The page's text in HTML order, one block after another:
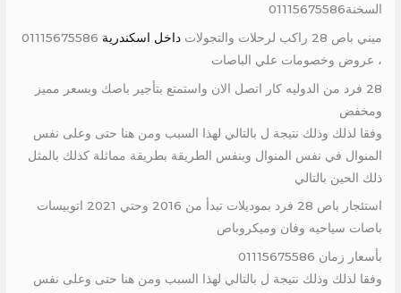
السخنة01115675586
ميني باص 28 راكب لرحلات والتجولات
داخل اسكندرية 01115675586
، عروض وخصومات علي الباصات
28 فرد من الدوليه كار اتصل الان واستمتع بتأجير باصك وبسعر مميز
ومخفض
وفقا لذلك وذلك نتيجة ل بالتالي لهذا السبب ومن هنا حتى وعلى نفس
المنوال في نفس المنوال وبنفس الطريقة بطريقة مماثلة كذلك بالمثل
ذلك الحين بالتالي
استئجار باص 28 فرد بموديلات تبدأ من 2016 وحتي 2021 اتوبيسات
باصات سياحيه وفان وميكروباص
بأسعار زمان 01115675586
وفقا لذلك وذلك نتيجة ل بالتالي لهذا السبب ومن هنا حتى وعلى نفس